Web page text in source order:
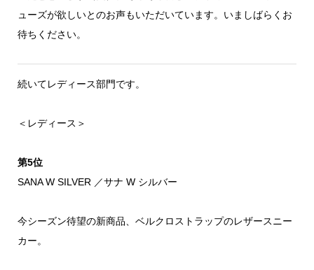
ューズが欲しいとのお声もいただいています。いましばらくお
待ちください。
続いてレディース部門です。
＜レディース＞
第5位
SANA W SILVER ／サナ W シルバー
今シーズン待望の新商品、ベルクロストラップのレザースニー
カー。